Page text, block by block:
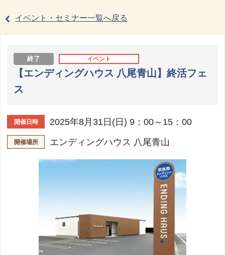
イベント・セミナー一覧へ戻る
終了 イベント
【エンディングハウス 八尾青山】終活フェ
ス
開催日時 2025年8月31日(日) 9：00～15：00
開催場所 エンディングハウス 八尾青山